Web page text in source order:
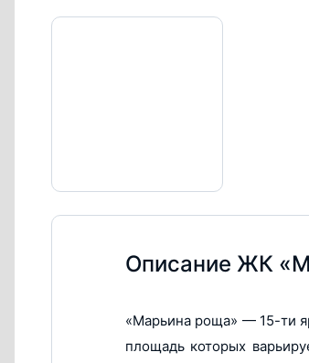
Квартир на этаже
Описание ЖК
«Марьина роща» — 15-ти
площадь которых